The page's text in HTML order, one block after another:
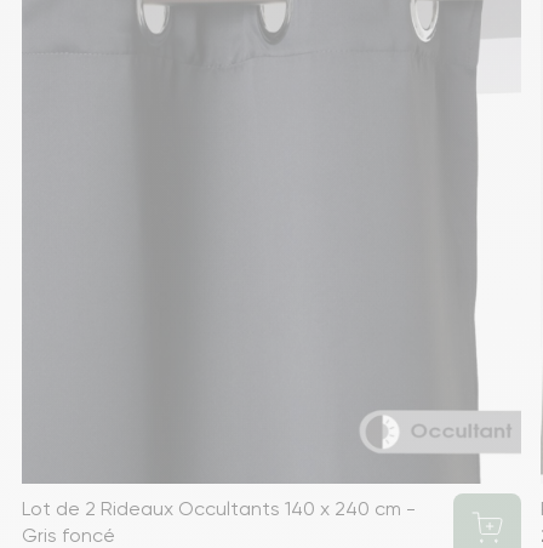
Lot de 2 Rideaux Occultants 140 x 240 cm -
Gris foncé